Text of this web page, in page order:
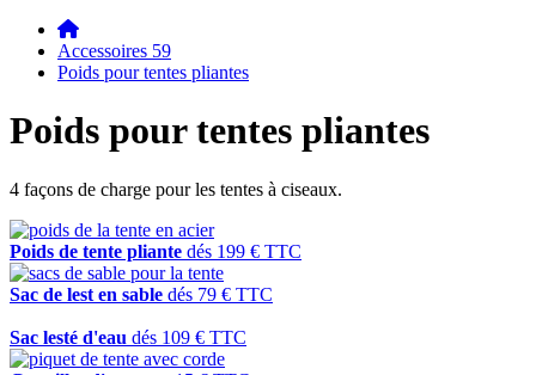
Accessoires 59
Poids pour tentes pliantes
Poids pour tentes pliantes
4 façons de charge pour les tentes à ciseaux.
Poids de tente pliante dés 199 € TTC
Sac de lest en sable dés 79 € TTC
Sac lesté d'eau dés 109 € TTC